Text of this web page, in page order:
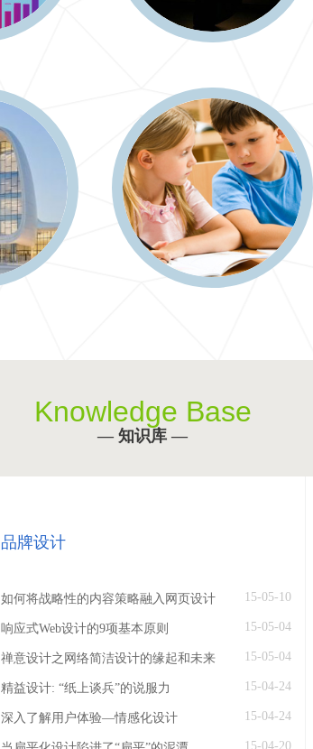
Knowledge Base
— 知识库 —
品牌设计
如何将战略性的内容策略融入网页设计 15-05-10
响应式Web设计的9项基本原则 15-05-04
禅意设计之网络简洁设计的缘起和未来 15-05-04
精益设计: “纸上谈兵”的说服力 15-04-24
深入了解用户体验—情感化设计 15-04-24
15-04-20